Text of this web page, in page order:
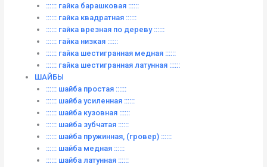
:::::: гайка барашковая ::::::
:::::: гайка квадратная ::::::
:::::: гайка врезная по дереву ::::::
:::::: гайка низкая ::::::
:::::: гайка шестигранная медная ::::::
:::::: гайка шестигранная латунная ::::::
ШАЙБЫ
:::::: шайба простая ::::::
:::::: шайба усиленная ::::::
:::::: шайба кузовная ::::::
:::::: шайба зубчатая ::::::
:::::: шайба пружинная, (гровер) ::::::
:::::: шайба медная ::::::
:::::: шайба латунная ::::::